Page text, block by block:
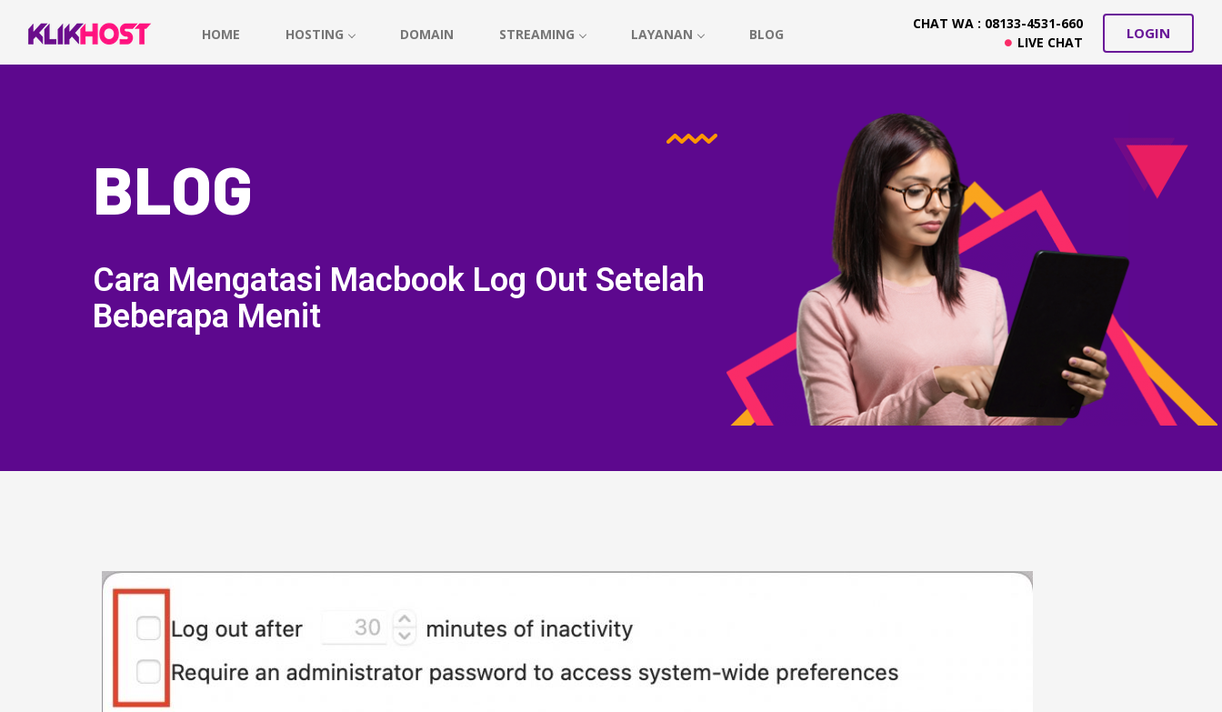
HOME HOSTING DOMAIN STREAMING LAYANAN BLOG
CHAT WA : 08133-4531-660
LIVE CHAT
LOGIN
BLOG
Cara Mengatasi Macbook Log Out Setelah
Beberapa Menit